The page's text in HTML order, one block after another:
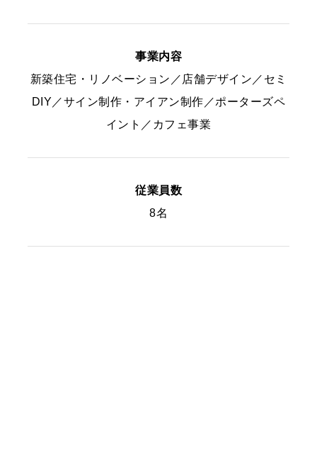
事業内容
新築住宅・リノベーション／店舗デザイン／セミ
DIY／サイン制作・アイアン制作／ポーターズペ
イント／カフェ事業
従業員数
8名